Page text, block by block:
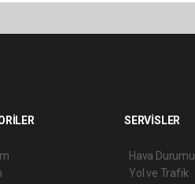
SERVİSLER
Hava Durumu
Yol ve Trafik